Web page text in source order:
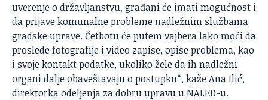
uverenje o državljanstvu, građani će imati mogućnost i
da prijave komunalne probleme nadležnim službama
gradske uprave. Četbotu će putem vajbera lako moći da
proslede fotografije i video zapise, opise problema, kao
i svoje kontakt podatke, ukoliko žele da ih nadležni
organi dalje obaveštavaju o postupku“, kaže Ana Ilić,
direktorka odeljenja za dobru upravu u NALED-u.